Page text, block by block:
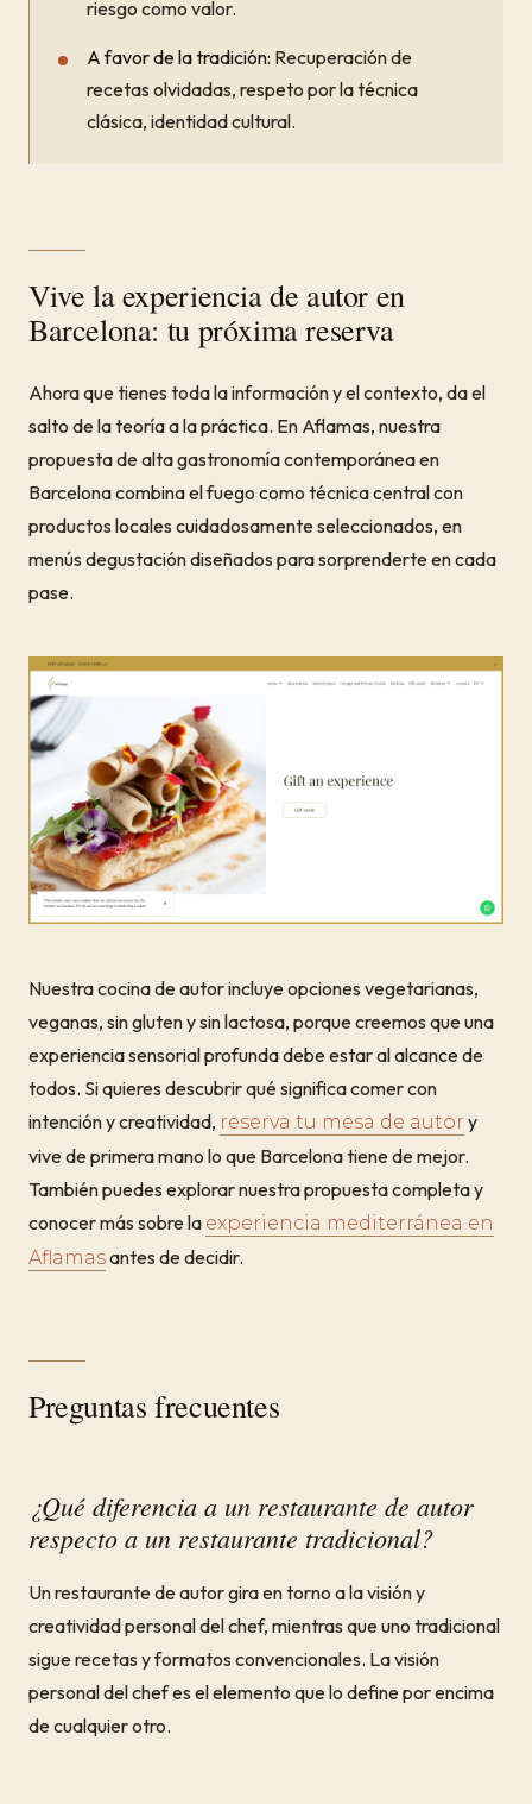
riesgo como valor.
A favor de la tradición: Recuperación de
recetas olvidadas, respeto por la técnica
clásica, identidad cultural.
Vive la experiencia de autor en
Barcelona: tu próxima reserva
Ahora que tienes toda la información y el contexto, da el
salto de la teoría a la práctica. En Aflamas, nuestra
propuesta de alta gastronomía contemporánea en
Barcelona combina el fuego como técnica central con
productos locales cuidadosamente seleccionados, en
menús degustación diseñados para sorprenderte en cada
pase.
Nuestra cocina de autor incluye opciones vegetarianas,
veganas, sin gluten y sin lactosa, porque creemos que una
experiencia sensorial profunda debe estar al alcance de
todos. Si quieres descubrir qué significa comer con
intención y creatividad, reserva tu mesa de autor y
vive de primera mano lo que Barcelona tiene de mejor.
También puedes explorar nuestra propuesta completa y
conocer más sobre la experiencia mediterránea en
Aflamasantes de decidir.
Preguntas frecuentes
¿Qué diferencia a un restaurante de autor
respecto a un restaurante tradicional?
Un restaurante de autor gira en torno a la visión y
creatividad personal del chef, mientras que uno tradicional
sigue recetas y formatos convencionales. La visión
personal del chef es el elemento que lo define por encima
de cualquier otro.